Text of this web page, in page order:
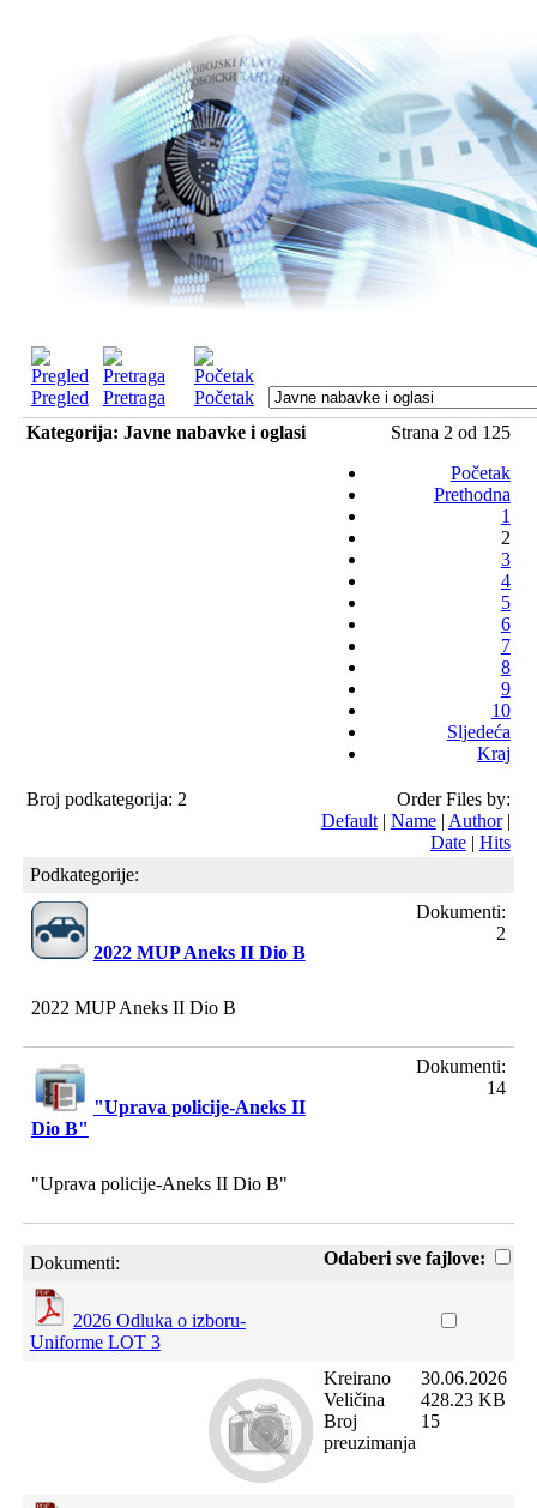
Pregled Pretraga
Početak
Kategorija: Javne nabavke i oglasi
Strana 2 od 125
Početak
Prethodna
1
2
3
4
5
6
7
8
9
10
Sljedeća
Kraj
Broj podkategorija: 2
Order Files by:
Default| Name| Author|
Date| Hits
Podkategorije:
2022 MUP Aneks II Dio B
Dokumenti:
2
2022 MUP Aneks II Dio B
"Uprava policije-Aneks II
Dio B"
Dokumenti:
14
"Uprava policije-Aneks II Dio B"
Odaberi sve fajlove:
Dokumenti:
2026 Odluka o izboru-
Uniforme LOT 3
Kreirano
Veličina
Broj
preuzimanja
30.06.2026
428.23 KB
15